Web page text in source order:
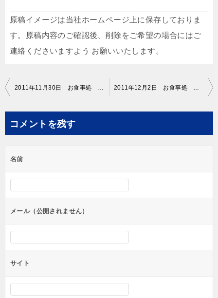
原稿イメージは当社ホームページ上に保存しておりま
す。原稿内容のご確認後、削除をご希望の場合にはご
連絡くださいますよう お願いいたします。
投
ビ
ー
シ
ン
2011年11月30日 お食事処 くおり亭 のれん 原稿イメージ 2011年12月2日 お食事処 くおり亭 のれん 修正原稿イメージ
コメントを残す
名前
メール（公開されません）
サイト